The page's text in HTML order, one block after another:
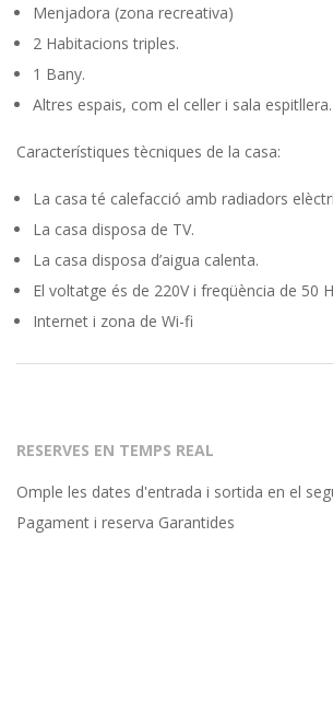
Menjadora (zona recreativa)
2 Habitacions triples.
1 Bany.
Altres espais, com el celler i sala espitllera.
Característiques tècniques de la casa:
La casa té calefacció amb radiadors
La casa disposa de TV.
La casa disposa d’aigua calenta.
El voltatge és de 220V i freqüència de 50
Internet i zona de Wi-fi
RESERVES EN TEMPS REAL
Omple les dates d'entrada i sortida en el
Pagament i reserva Garantides